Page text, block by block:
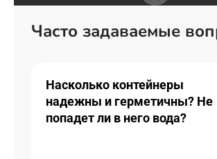
Часто задаваемые
Насколько контейнеры
надежны и герметичны? Не
попадет ли в него вода?